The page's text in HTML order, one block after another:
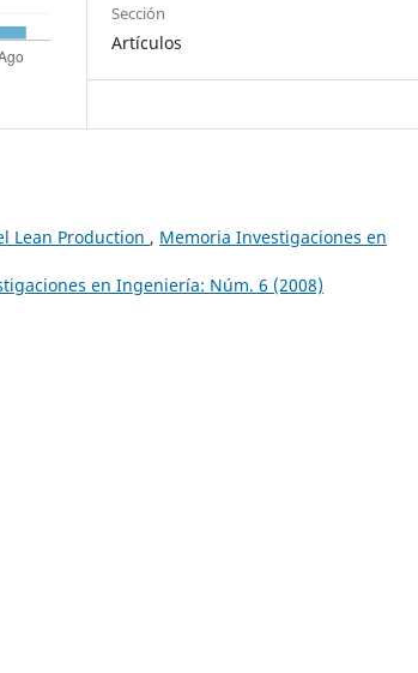
Sección
Artículos
Lean Production , Memoria Investigaciones en
en Ingeniería: Núm. 6 (2008)